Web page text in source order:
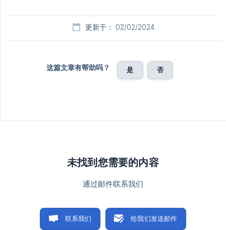
更新于： 02/02/2024
这篇文章有帮助吗？ 是 否
未找到您需要的内容
通过邮件联系我们
联系我们 给我们发送邮件